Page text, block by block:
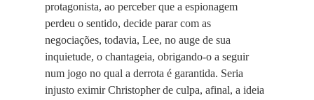
protagonista, ao perceber que a espionagem
perdeu o sentido, decide parar com as
negociações, todavia, Lee, no auge de sua
inquietude, o chantageia, obrigando-o a seguir
num jogo no qual a derrota é garantida. Seria
injusto eximir Christopher de culpa, afinal, a ideia